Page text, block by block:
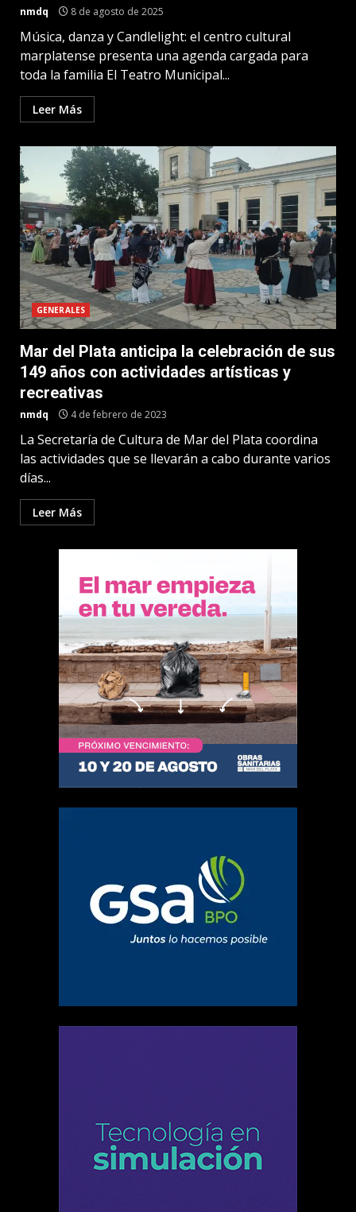
nmdq 8 de agosto de 2025
Música, danza y Candlelight: el centro cultural
marplatense presenta una agenda cargada para
toda la familia El Teatro Municipal...
Leer Más
GENERALES
Mar del Plata anticipa la celebración de sus
149 años con actividades artísticas y
recreativas
nmdq 4 de febrero de 2023
La Secretaría de Cultura de Mar del Plata coordina
las actividades que se llevarán a cabo durante varios
días...
Leer Más